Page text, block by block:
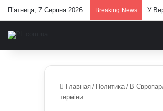
П’ятниця, 7 Серпня 2026 Breaking News У
Главная / Политика / В
терміни